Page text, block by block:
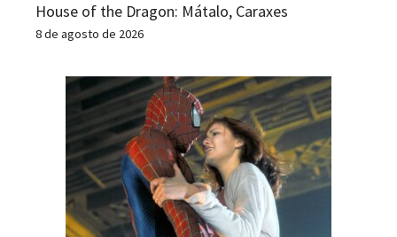
House of the Dragon: Mátalo, Caraxes
8 de agosto de 2026